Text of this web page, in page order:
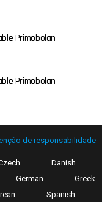
Primobolan
Primobolan
de responsabilidade
Danish
German
Greek
Spanish